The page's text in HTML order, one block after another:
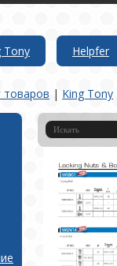
Tony Helpfer
товаров | King Tony